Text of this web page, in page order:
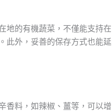
地的有機蔬菜，不僅能支持在
此外，妥善的保存方式也能延
香料，如辣椒、薑等，可以增